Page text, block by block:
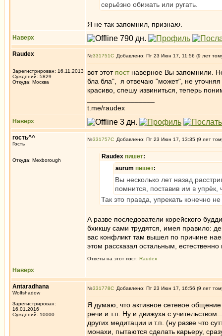
серьёзно обижать или ругать.
Я не так запомнил, признаю
Наверх
Raudex
Зарегистрирован: 16.11.2013
Суждений: 5829
Откуда: Москва
№331751 Добавлено: Пт 23 Июн 17, 11:56 (9 лет
вот этот постнаверное Вы запомнили.
бла бла", я отвечаю "может", не
красиво, спешу извиниться, теперь
t.me/raudex
Наверх
гость^^
Гость
Откуда: Mexborough
№331757 Добавлено: Пт 23 Июн 17, 13:35 (9 лет
Raudex пишет:
aurum пишет:
Вы несколько лет назад
помнится, поставив им в
Так это правда, упрекать конечно
А разве последователи корейского
бхикшу сами трудятся, имея правило:
вас конфликт там вышел по причине
этом рассказал остальным,
Ответы на этот пост: Raudex
Наверх
Antaradhana
Wolfshadow
Зарегистрирован:
16.01.2016
Суждений: 10000
№331778 Добавлено: Пт 23 Июн 17, 16:56 (9 лет
Я думаю, что активное сетевое
речи и т.п. Ну и движуха с
других медитации и т.п. (ну разве что
монахи, пытаются сделать карьеру,